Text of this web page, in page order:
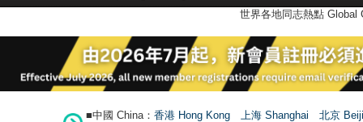
世界各地同志熱點
■中國 China： 香港 Hong Kong 上海 Shanghai
北京